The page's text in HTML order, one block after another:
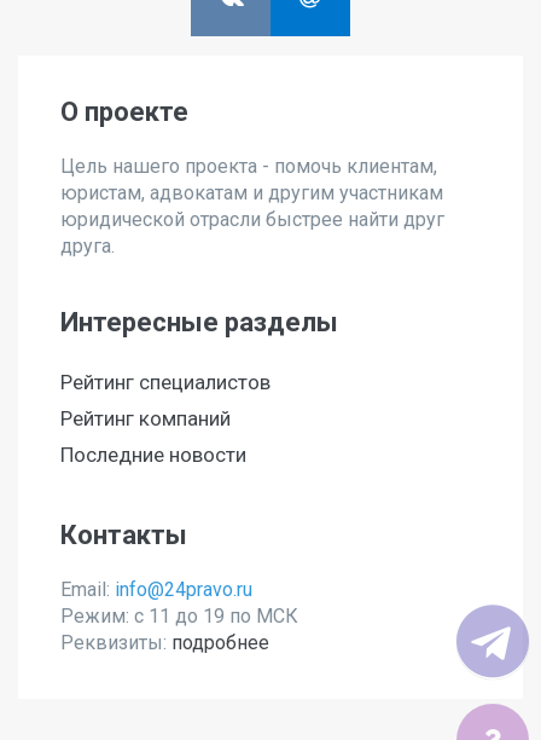
О проекте
Цель нашего проекта - помочь клиентам,
юристам, адвокатам и другим участникам
юридической отрасли быстрее найти друг
друга.
Интересные разделы
Рейтинг специалистов
Рейтинг компаний
Последние новости
Контакты
Email: info@24pravo.ru
Режим: с 11 до 19 по МСК
Реквизиты: подробнее